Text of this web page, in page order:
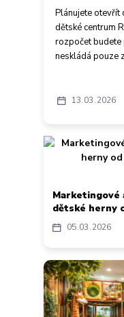
13 03 2026
Plánujete otevřít
dětské centrum
rozpočet budete
neskládá pouze
05 03 2026
Marketingové
dětské herny